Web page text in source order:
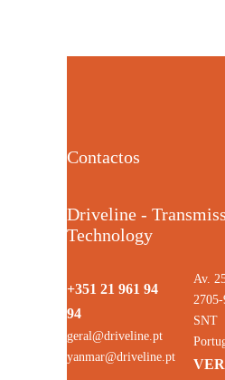
Contactos
Driveline -
Technology
+351 21 961 94
94
geral@driveline.pt
yanmar@driveline.pt
Av.
SNT